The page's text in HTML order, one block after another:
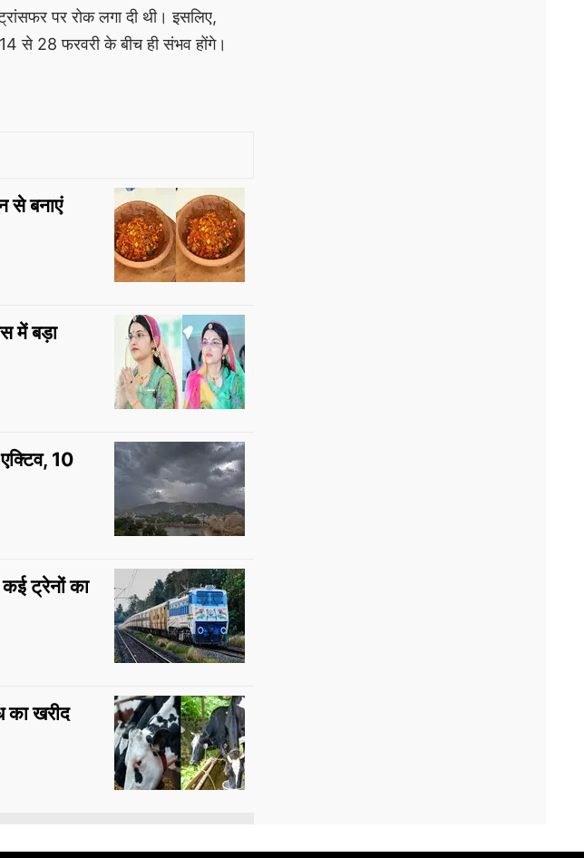
पर रोक लगा दी थी। इसलिए,
से 28 फरवरी के बीच ही संभव होंगे।
से बनाएं
में बड़ा
10
ट्रेनों का
का खरीद